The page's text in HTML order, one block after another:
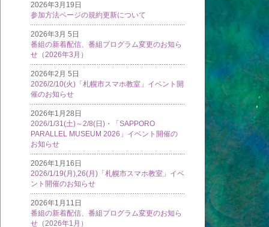
2026年3月19日
参加方法ページの規約更新について
2026年3月 5日
番組の新着配信、番組プログラム変更のお知ら
せ（2026年3月）
2026年2月 5日
2026/2/10(火)「札幌市スマホ教室」イベント開
催のお知らせ
2026年1月28日
2026/1/31(土)～2/8(日)・「SAPPORO
PARALLEL MUSEUM 2026」イベント開催の
お知らせ
2026年1月16日
2026/1/19(月),26(月)「札幌市スマホ教室」イベ
ント開催のお知らせ
2026年1月11日
番組の新着配信、番組プログラム変更のお知ら
せ（2026年1月）